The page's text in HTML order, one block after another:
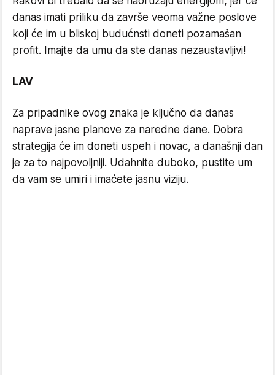
danas imati priliku da završe veoma važne poslove
koji će im u bliskoj budućnsti doneti pozamašan
profit. Imajte da umu da ste danas nezaustavljivi!
LAV
Za pripadnike ovog znaka je ključno da danas
naprave jasne planove za naredne dane. Dobra
strategija će im doneti uspeh i novac, a današnji dan
je za to najpovoljniji. Udahnite duboko, pustite um
da vam se umiri i imaćete jasnu viziju.